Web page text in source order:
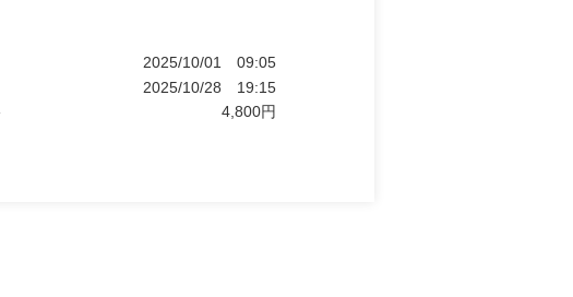
2025/10/01
09:05
2025/10/28
19:15
4,800円